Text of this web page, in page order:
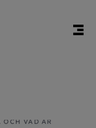
VAD ÄR